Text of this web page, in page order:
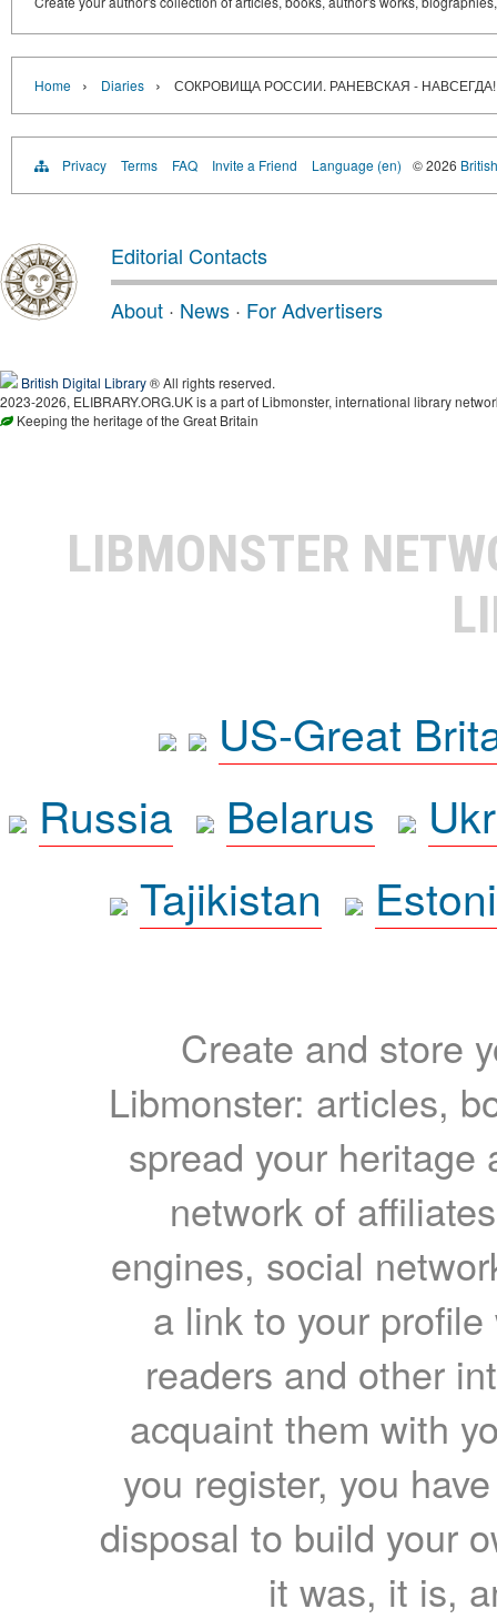
Home › Diaries › СОКРОВИЩА РОССИИ. РАНЕВСКАЯ - НАВСЕГДА!
Privacy Terms FAQ Invite a Friend Language (en) © 2026
Editorial Contacts
About · News · For Advertisers
British Digital Library® All rights reserved.
2023-2026, ELIBRARY.ORG.UK is a part of Libmonster, international library
Keeping the heritage of the Great Britain
LIBMONSTER
US-Great
Russia
Belarus
Tajikistan
Create and store
Libmonster: articles,
spread your heritage
network of
engines, social
a link to your
readers and other
acquaint them with
you register, you
disposal to build your
it was, it is,